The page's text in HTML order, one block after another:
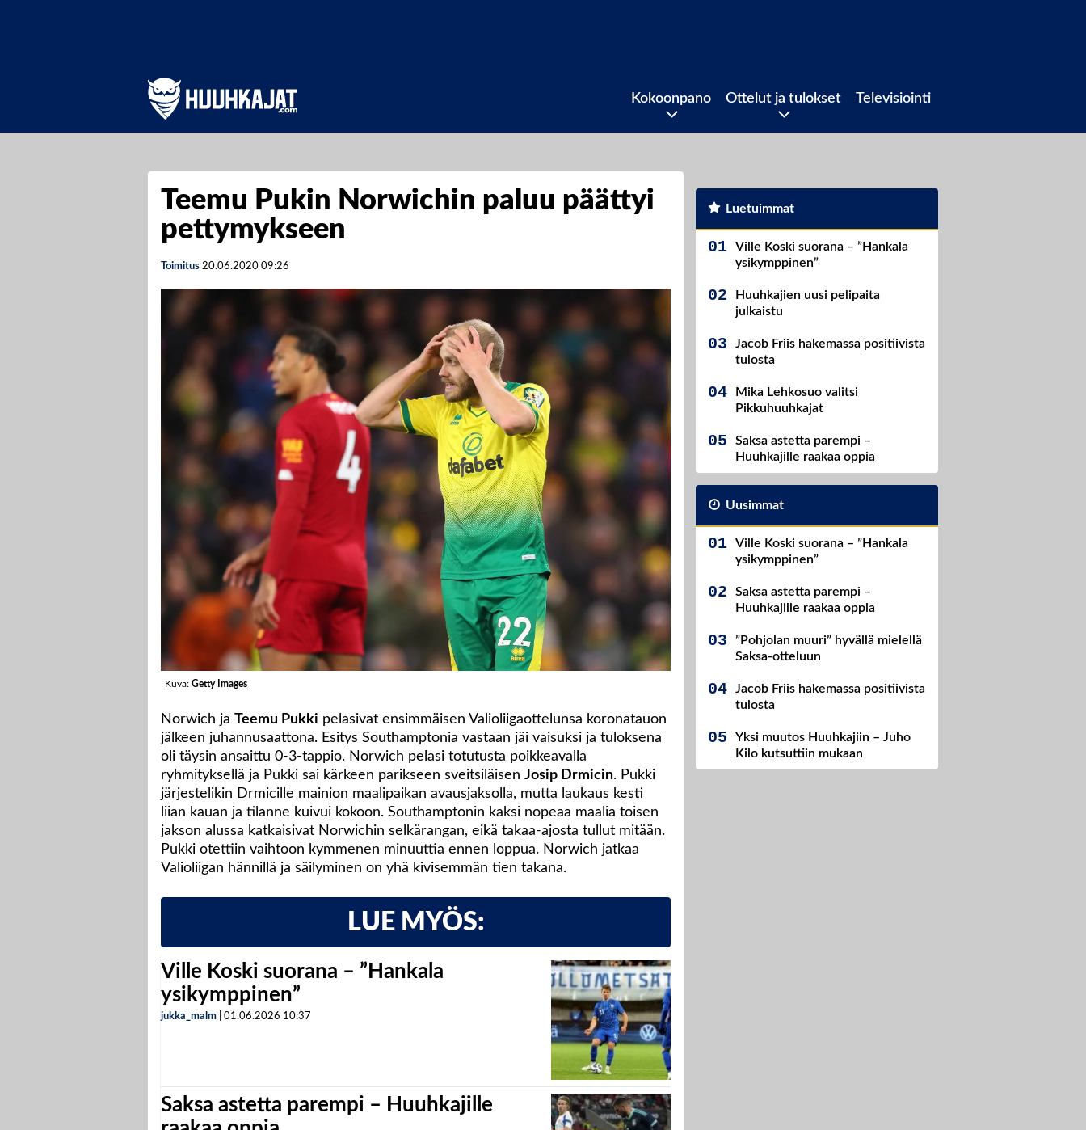
Kokoonpano Ottelut ja tulokset Televisiointi
Teemu Pukin Norwichin paluu päättyi
pettymykseen
Toimitus 20.06.2020 09:26
Kuva: Getty Images
Norwich ja Teemu Pukki pelasivat ensimmäisen Valioliigaottelunsa koronatauon
jälkeen juhannusaattona. Esitys Southamptonia vastaan jäi vaisuksi ja tuloksena
oli täysin ansaittu 0-3-tappio. Norwich pelasi totutusta poikkeavalla
ryhmityksellä ja Pukki sai kärkeen parikseen sveitsiläisen Josip Drmicin. Pukki
järjestelikin Drmicille mainion maalipaikan avausjaksolla, mutta laukaus kesti
liian kauan ja tilanne kuivui kokoon. Southamptonin kaksi nopeaa maalia toisen
jakson alussa katkaisivat Norwichin selkärangan, eikä takaa-ajosta tullut mitään.
Pukki otettiin vaihtoon kymmenen minuuttia ennen loppua. Norwich jatkaa
Valioliigan hännillä ja säilyminen on yhä kivisemmän tien takana.
LUE MYÖS:
Ville Koski suorana – ”Hankala
ysikymppinen”
jukka_malm 01.06.2026 10:37
Saksa astetta parempi – Huuhkajille
Luetuimmat
Ville Koski suorana – ”Hankala
ysikymppinen”
Huuhkajien uusi pelipaita
julkaistu
Jacob Friis hakemassa positiivista
tulosta
Mika Lehkosuo valitsi
Pikkuhuuhkajat
Saksa astetta parempi –
Huuhkajille raakaa oppia
Uusimmat
Ville Koski suorana – ”Hankala
ysikymppinen”
Saksa astetta parempi –
Huuhkajille raakaa oppia
”Pohjolan muuri” hyvällä mielellä
Saksa-otteluun
Jacob Friis hakemassa positiivista
tulosta
Yksi muutos Huuhkajiin – Juho
Kilo kutsuttiin mukaan